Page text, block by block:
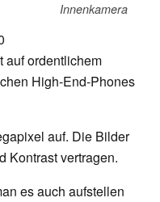
Innenkamera
auf ordentlichem
High-End-Phones
auf. Die Bilder
Kontrast vertragen.
es auch aufstellen